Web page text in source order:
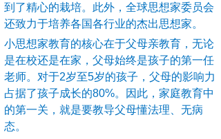
到了精心的栽培。此外，全球思想家委员会
还致力于培养各国各行业的杰出思想家。
小思想家教育的核心在于父母亲教育，无论
是在校还是在家，父母始终是孩子的第一任
老师。对于2岁至5岁的孩子，父母的影响力
占据了孩子成长的80%。因此，家庭教育中
的第一关，就是要教导父母懂法理、无病
态。